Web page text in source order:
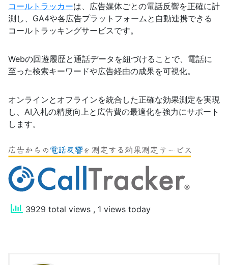
コールトラッカーは、広告媒体ごとの電話反響を正確に計
測し、GA4や各広告プラットフォームと自動連携できる
コールトラッキングサービスです。
Webの回遊履歴と通話データを紐づけることで、電話に
至った検索キーワードや広告経由の成果を可視化。
オンラインとオフラインを統合した正確な効果測定を実現
し、AI入札の精度向上と広告費の最適化を強力にサポート
します。
3929 total views , 1 views today